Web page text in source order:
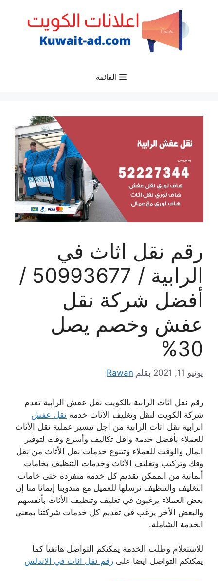
القائمة
رقم نقل اثاث في
الرابية / 50993677 /
أفضل شركة نقل
عفش وخصم يصل
30%
يونيو 11, 2021 بقلم Rawan
رقم نقل اثاث الرابية بالكويت نقل عفش الرابية تقدم
شركة الكويت لنقل وتغليف الاثاث خدمة نقل عفش
الرابية نقل اثاث الرابية من اجل تيسير عملية نقل الأثاث
للعملاء بأفضل خدمة واقل تكاليف وأسرع وقت لتوفير
المال والوقت للعملاء وتتنوع خدمات نقل الأثاث من نقل
وفك وتركيب وتغليف الأثاث وخدمات التنظيف بخامات
ألمانية من الممكن تقديم كل خدمة منفردة حتى خامات
التغليف والتنظيف نرسلها للعميل مع مندوبنا إيمانا منا إن
بعض العملاء يرغبون في تغليف وتنظيف الأثاث بأنفسهم
والبعض الأخر يرغب في تقديم كل خدمات شركتنا بمعنى
الخدمة الشاملة.
للاستعلام وطلب الخدمة يمكنكم التواصل هاتفيا كما
يمكنكم التواصل ايضا على رقم نقل اثاث في الاندلس